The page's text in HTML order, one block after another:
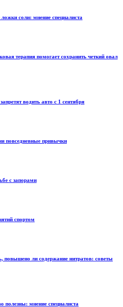
соли: мнение специалиста
терапия помогает сохранить четкий овал
водить авто с 1 сентября
повседневные привычки
с запорами
спортом
повышено ли содержание нитратов: советы
полезны: мнение специалиста